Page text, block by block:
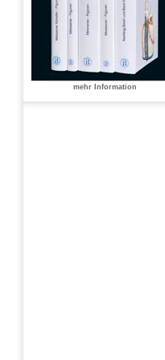
mehr Information